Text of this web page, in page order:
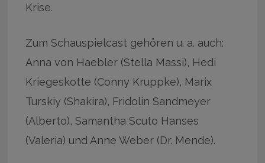
Krise.
Zum Schauspielcast gehören u. a. auch:
Anna von Haebler (Stella Massi), Hedi
Kriegeskotte (Conny Kruppke), Marix
Turskiy (Shakira), Fridolin Sandmeyer
(Alberto), Samantha Scuto Hanses
(Valeria) und Anne Weber (Dr. Mende).